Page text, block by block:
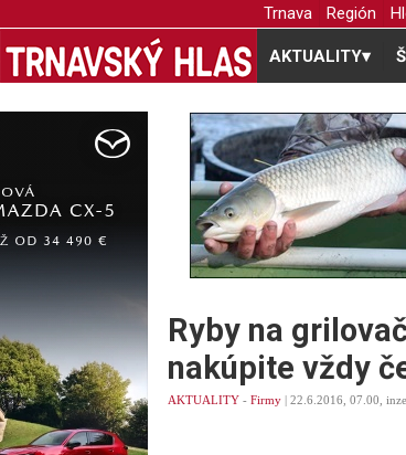
Trnava Región
AKTUALITY▾
Ryby na
nakúpite vždy
AKTUALITY - Firmy | 22.6.2016, 07.00,